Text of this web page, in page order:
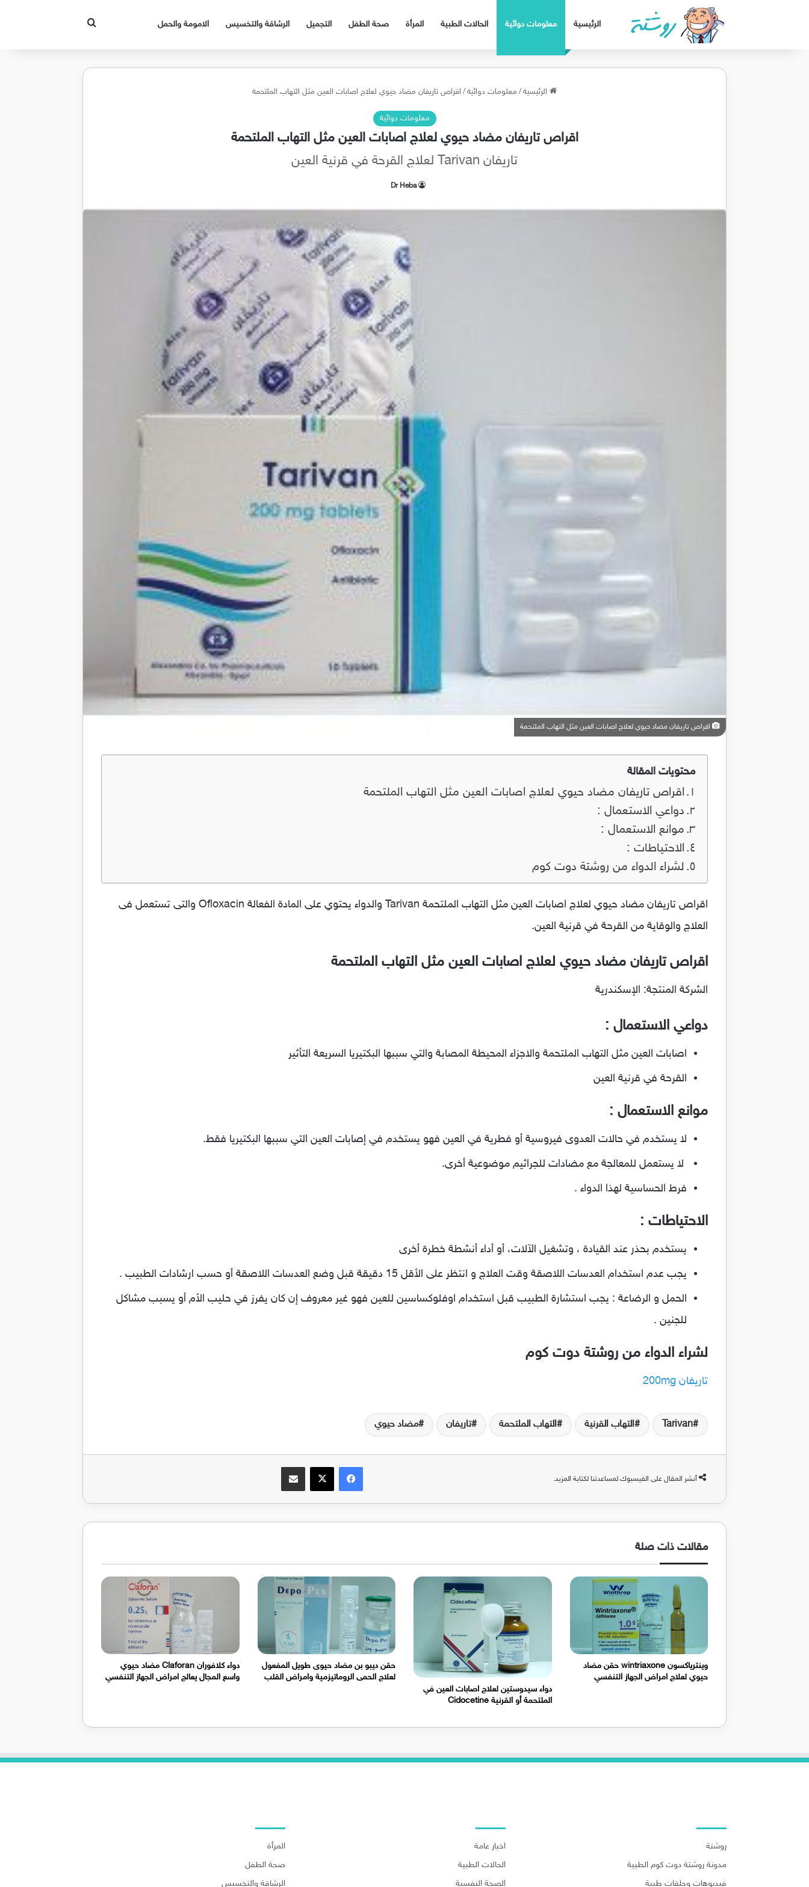
الرئيسية معلومات دوائية الحالات الطبية المرأة صحة الطفل التجميل الرشاقة والتخسيس الامومة والحمل
الرئيسية/ معلومات دوائية/ اقراص تاريفان مضاد حيوي لعلاج اصابات العين مثل التهاب الملتحمة
معلومات دوائية
اقراص تاريفان مضاد حيوي لعلاج اصابات العين مثل التهاب الملتحمة
تاريفان Tarivan لعلاج القرحة في قرنية العين
Dr Heba
اقراص تاريفان مضاد حيوي لعلاج اصابات العين مثل التهاب الملتحمة
محتويات المقالة
اقراص تاريفان مضاد حيوي لعلاج اصابات العين مثل التهاب الملتحمة
دواعي الاستعمال :
موانع الاستعمال :
الاحتياطات :
لشراء الدواء من روشتة دوت كوم
اقراص تاريفان مضاد حيوي لعلاج اصابات العين مثل التهاب الملتحمة Tarivan والدواء يحتوي على المادة الفعالة Ofloxacin والتى تستعمل فى
العلاج والوقاية من القرحة في قرنية العين.
اقراص تاريفان مضاد حيوي لعلاج اصابات العين مثل التهاب الملتحمة
الشركة المنتجة: الإسكندرية
دواعي الاستعمال :
اصابات العين مثل التهاب الملتحمة والاجزاء المحيطة المصابة والتي سببها البكتيريا السريعة التأثير
القرحة في قرنية العين
موانع الاستعمال :
لا يستخدم في حالات العدوى فيروسية أو فطرية في العين فهو يستخدم في إصابات العين التي سببها البكتيريا فقط.
لا يستعمل للمعالجة مع مضادات للجراثيم موضوعية أخرى.
فرط الحساسية لهذا الدواء .
الاحتياطات :
يستخدم بحذر عند القيادة ، وتشغيل الآلات، أو أداء أنشطة خطرة أخرى
يجب عدم استخدام العدسات اللاصقة وقت العلاج و انتظر على الأقل 15 دقيقة قبل وضع العدسات اللاصقة أو حسب ارشادات الطبيب .
الحمل و الرضاعة : يجب استشارة الطبيب قبل استخدام اوفلوكساسين للعين فهو غير معروف إن كان يفرز في حليب الأم أو يسبب مشاكل
للجنين .
لشراء الدواء من روشتة دوت كوم
تاريفان 200mg
Tarivan التهاب القرنية التهاب الملتحمة تاريفان مضاد حيوي
أنشر المقال على الفيسبوك لمساعدتنا لكتابة المزيد.
فيسبوك
مقالات ذات صلة
وينترياكسون wintriaxone حقن مضاد
حيوي لعلاج امراض الجهاز التنفسي
دواء سيدوستين لعلاج اصابات العين في
الملتحمة أو القرنية Cidocetine
حقن ديبو بن مضاد حيوى طويل المفعول
لعلاج الحمى الروماتيزمية وامراض القلب
دواء كلافوران Claforan مضاد حيوي
واسع المجال يعالج امراض الجهاز التنفسي
روشتة
مدونة روشتة دوت كوم الطبية
فيديوهات وحلقات طبية
اخبار عامة
الحالات الطبية
الصحة النفسية
المرأة
صحة الطفل
الرشاقة والتخسيس